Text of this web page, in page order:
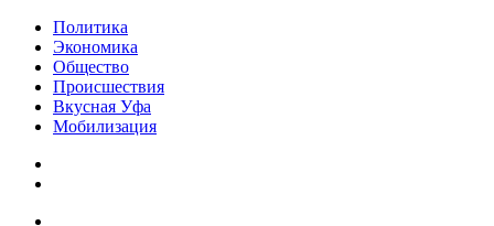
Политика
Экономика
Общество
Происшествия
Вкусная Уфа
Мобилизация